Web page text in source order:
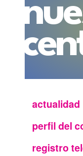
actualidad
perfil del
registro